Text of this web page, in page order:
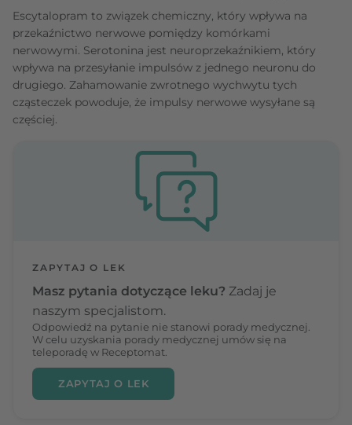
Escytalopram to związek chemiczny, który wpływa na
przekaźnictwo nerwowe pomiędzy komórkami
nerwowymi. Serotonina jest neuroprzekaźnikiem, który
wpływa na przesyłanie impulsów z jednego neuronu do
drugiego. Zahamowanie zwrotnego wychwytu tych
cząsteczek powoduje, że impulsy nerwowe wysyłane są
częściej.
ZAPYTAJ O LEK
Masz pytania dotyczące leku? Zadaj je
naszym specjalistom.
Odpowiedź na pytanie nie stanowi porady medycznej.
W celu uzyskania porady medycznej umów się na
teleporadę w Receptomat.
ZAPYTAJ O LEK